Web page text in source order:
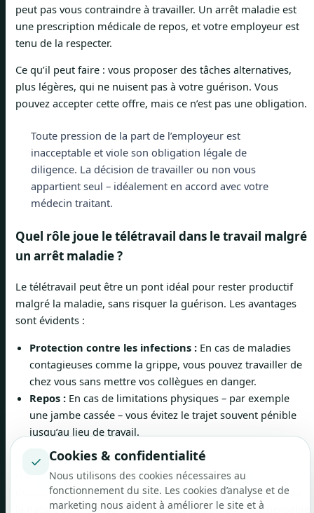
peut pas vous contraindre à travailler. Un arrêt maladie est
une prescription médicale de repos, et votre employeur est
tenu de la respecter.
Ce qu’il peut faire : vous proposer des tâches alternatives,
plus légères, qui ne nuisent pas à votre guérison. Vous
pouvez accepter cette offre, mais ce n’est pas une obligation.
Toute pression de la part de l’employeur est
inacceptable et viole son obligation légale de
diligence. La décision de travailler ou non vous
appartient seul – idéalement en accord avec votre
médecin traitant.
Quel rôle joue le télétravail dans le travail malgré
un arrêt maladie ?
Le télétravail peut être un pont idéal pour rester productif
malgré la maladie, sans risquer la guérison. Les avantages
sont évidents :
Protection contre les infections : En cas de maladies
contagieuses comme la grippe, vous pouvez travailler de
chez vous sans mettre vos collègues en danger.
Repos : En cas de limitations physiques – par exemple
une jambe cassée – vous évitez le trajet souvent pénible
jusqu’au lieu de travail.
La condition de base reste la même : le travail doit être
compatible avec votre état de santé et votre médecin doit
donner son feu vert. Un accord clair, de préférence écrit, sur
la nature et l’étendue des tâches est également indispensable
✓ Cookies & confidentialité
Nous utilisons des cookies nécessaires au
fonctionnement du site. Les cookies d’analyse et de
marketing nous aident à améliorer le site et à